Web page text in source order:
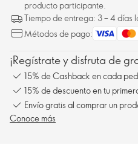
producto participante.
Tiempo de entrega: 3 – 4 días
Métodos de pago:
¡Regístrate y disfruta de
15% de Cashback en cada
15% de descuento en tu
Envío gratis al comprar un
Conoce más